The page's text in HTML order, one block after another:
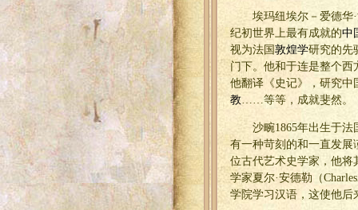
埃玛纽埃尔－爱德华
纪初世界上最有成就的中
视为法国 敦煌学研究的先
门下。他和于连是整个西
他翻译《史记》，研究中
教……等等，成就斐然。
沙畹1865年出生于
有一种苛刻的和一直发展
位古代艺术史学家，他将
学家夏尔·安德勒（
学院学习汉语，这使他后